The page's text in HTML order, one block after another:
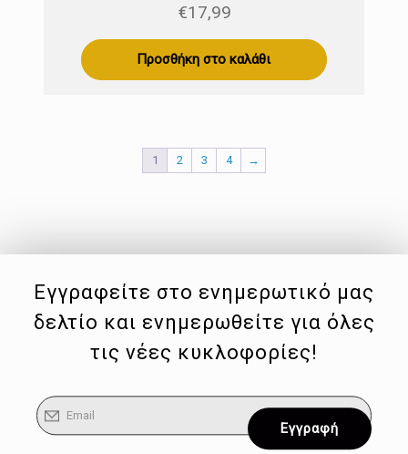
€17,99
Προσθήκη στο καλάθι
1 2 3 4 →
Εγγραφείτε στο ενημερωτικό μας
δελτίο και ενημερωθείτε για όλες
τις νέες κυκλοφορίες!